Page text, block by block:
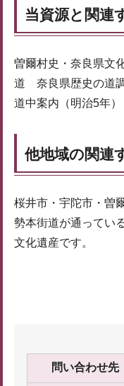
当資源と関連
曽爾村史・奈良県文
道 奈良県歴史の道
道中案内（明治5年）
他地域の関連
桜井市・宇陀市・曽
勢本街道が通ってい
文化遺産です。
問い合わせ先